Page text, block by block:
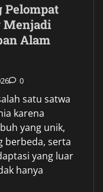
Pelompat
Menjadi
Alam
0
satu satwa
karena
yang unik,
berbeda, serta
yang luar
hanya